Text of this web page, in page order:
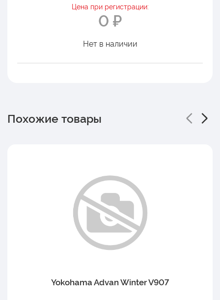
Цена при регистрации:
0 ₽
Нет в наличии
Похожие товары
Yokohama Advan Winter V907